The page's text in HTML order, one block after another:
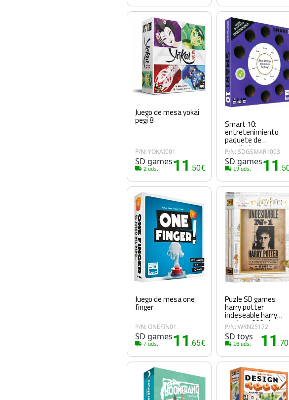
Juego de mesa yokai
pegi 8
P/N: YOKAI001
SD games
2 uds. 11.50€
Smart 10:
entretenimiento
paquete de
ampliacion
P/N: SDGSMAR1003
SD games
19 uds. 11
Juego de mesa one
finger
P/N: ONEFIN01
SD games
7 uds. 11.65€
Puzle SD games
harry potter
indeseable harry
potter 1000 piezas
P/N: WRN25172
SD toys
16 uds. 11